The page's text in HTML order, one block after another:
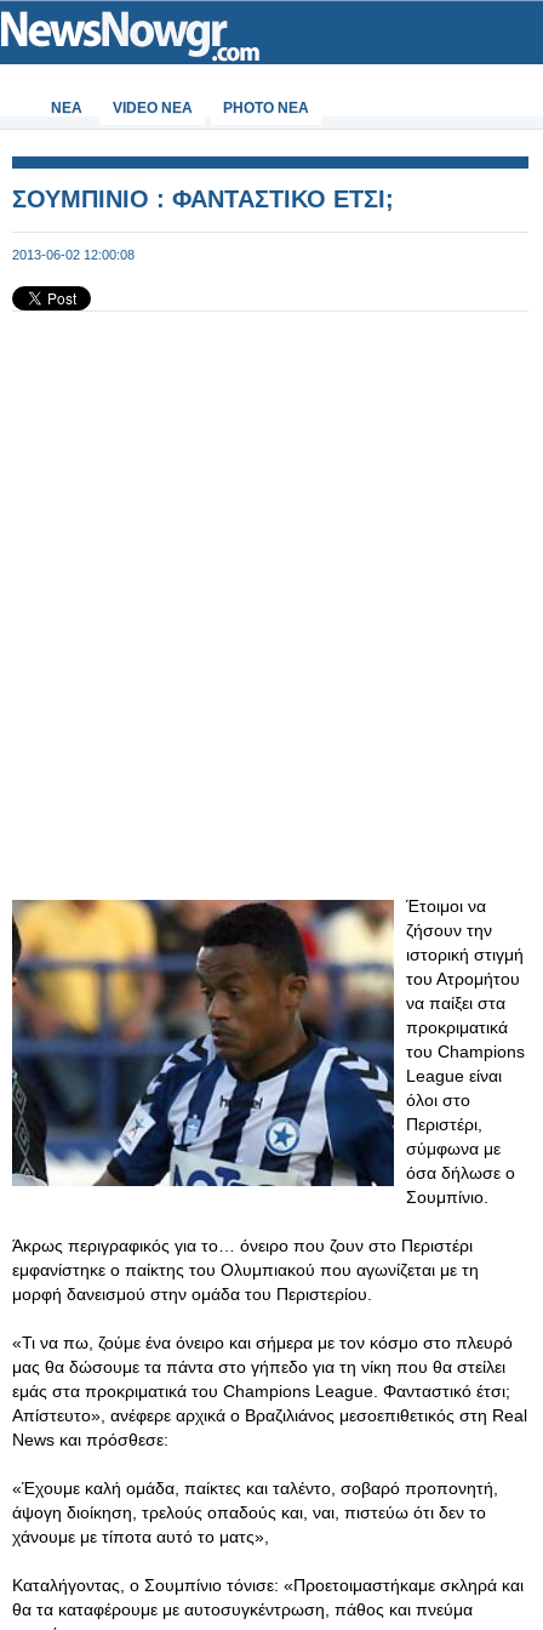
ΝΕΑ VIDEO NEA PHOTO NEA
ΣΟΥΜΠΙΝΙΟ : ΦΑΝΤΑΣΤΙΚΟ ΕΤΣΙ;
2013-06-02 12:00:08
Έτοιμοι να
ζήσουν την
ιστορική στιγμή
του Ατρομήτου
να παίξει στα
προκριματικά
του Champions
League είναι
όλοι στο
Περιστέρι,
σύμφωνα με
όσα δήλωσε ο
Σουμπίνιο.
Άκρως περιγραφικός για το… όνειρο που ζουν στο Περιστέρι
εμφανίστηκε ο παίκτης του Ολυμπιακού που αγωνίζεται με τη
μορφή δανεισμού στην ομάδα του Περιστερίου.
«Τι να πω, ζούμε ένα όνειρο και σήμερα με τον κόσμο στο πλευρό
μας θα δώσουμε τα πάντα στο γήπεδο για τη νίκη που θα στείλει
εμάς στα προκριματικά του Champions League. Φανταστικό έτσι;
Απίστευτο», ανέφερε αρχικά ο Βραζιλιάνος μεσοεπιθετικός στη Real
News και πρόσθεσε:
«Έχουμε καλή ομάδα, παίκτες και ταλέντο, σοβαρό προπονητή,
άψογη διοίκηση, τρελούς οπαδούς και, ναι, πιστεύω ότι δεν το
χάνουμε με τίποτα αυτό το ματς»,
Καταλήγοντας, ο Σουμπίνιο τόνισε: «Προετοιμαστήκαμε σκληρά και
θα τα καταφέρουμε με αυτοσυγκέντρωση, πάθος και πνεύμα